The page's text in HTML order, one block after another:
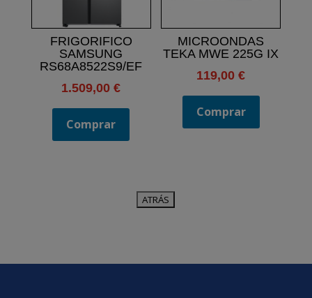
FRIGORIFICO
SAMSUNG
RS68A8522S9/EF
1.509,00€
Comprar
MICROONDAS
TEKA MWE 225G IX
119,00€
Comprar